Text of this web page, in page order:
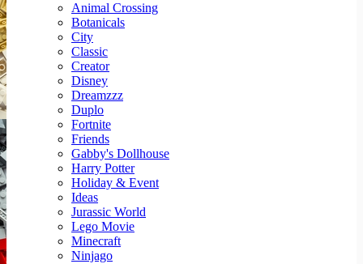
Animal Crossing
Botanicals
City
Classic
Creator
Disney
Dreamzzz
Duplo
Fortnite
Friends
Gabby's Dollhouse
Harry Potter
Holiday & Event
Ideas
Jurassic World
Lego Movie
Minecraft
Ninjago